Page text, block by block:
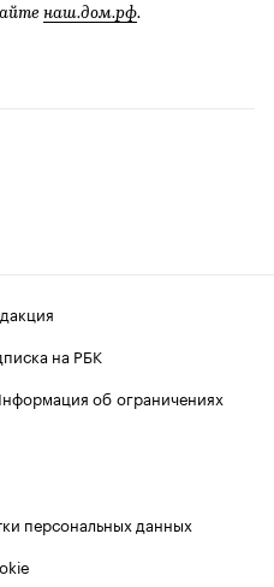
наш.дом.рф.
на РБК
об ограничениях
персональных данных